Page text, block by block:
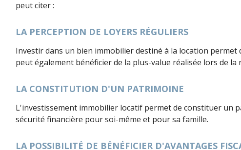
peut citer :
LA PERCEPTION DE LOYERS RÉGULIERS
Investir dans un bien immobilier destiné à la location
peut également bénéficier de la plus-value réalisée lors de
LA CONSTITUTION D'UN PATRIMOINE
L'investissement immobilier locatif permet de constituer un
sécurité financière pour soi-même et pour sa famille.
LA POSSIBILITÉ DE BÉNÉFICIER D'AVANTAGES